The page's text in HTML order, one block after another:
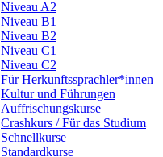
Niveau A2
Niveau B1
Niveau B2
Niveau C1
Niveau C2
Für Herkunftssprachler*innen
Kultur und Führungen
Auffrischungskurse
Crashkurs / Für das Studium
Schnellkurse
Standardkurse